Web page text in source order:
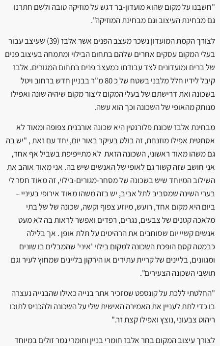
"חשבנו על מקום שהוא מועדון-בר דגש על מוזיקה טובה ולשם חתרנו
גם מבחינת העיצוב וגם מבחינת המוזיקה".
לצורך הקמת המועדון נשכר מעצב הפנים אשר אלבז (39) שעיצב עבור
בעלי המקום עסקים אחרים שלהם בתחום הבילוי ומתמחה בעיצוב פנים
של ברים ומועדונים לצד עבודתו כמעצב פנים בתחום המגורים. אלבז
קיבל לידיו חלל מלבני בשטח של כ 80 מ"ר בבניין חדש ברחוב ויטל
בשכונה ואת דרישתם של בעלי המקום ליצור מקום שיהיה שונה ואפילו
מנותק מהאופי של השכונה וכך הוא עשה.
מבחינת אלבז שכונת פלורנטין היא שכונה אורבנית צפופה ומאוד לא
אסתטית אפילו מוזנחת, זה בולט בעיקר באור יום, יחד עם זאת , "יש בה
גם משהו מאוד ראשוני, השכונה הזאת לא מתייפיפת בשביל אף אחד,
אני חושב שזה קשור גם לאופי של האנשים שיש בה. אני מאוד אוהב את
השילוב המיוחד שיש בשכונה של מסחר-מגורים-בילוי, זה מאוד חסר לי
בערי השינה שמסביב לתל אביב, יש בזה משהו מאוד אירופי בעיניי –
ביום היא מקום אחד, רועש, מיוזע צפוף וקשה, שכונה של של בתי
מלאכה קטנים של צבעים, נגרים, רפדים ואפשר לראות בה לא מעט
אנשים קשיי יום שסוחבים את הרהיטים על תלת אופן . אך בלילה
כבמטה קסם הופכת השכונה למקום בילוי 'איני' שהמבלים בו שונים
ומגוונים, בליינים של קריית עתידים או הירקון בליינים שמחוץ לעיר וגם
תושבי השכונה הצעירים".
"החלטתי ללכת על קונספט שמזכיר אתר בנייה כאילו שהבנייה נעצרה
בו כדי לתת לעניין את האמירה האישית שלי על השכונה ולהכניס לתוכו
ריהוט צבעוני ,נוצץ ואפילו קצת זר."
לצורך עיצוב המקום בחר אלבז חומרי בניין וחומרי גמר זולים במיוחד